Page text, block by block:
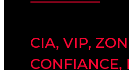
CIA, VIP,
CONFIANCE,